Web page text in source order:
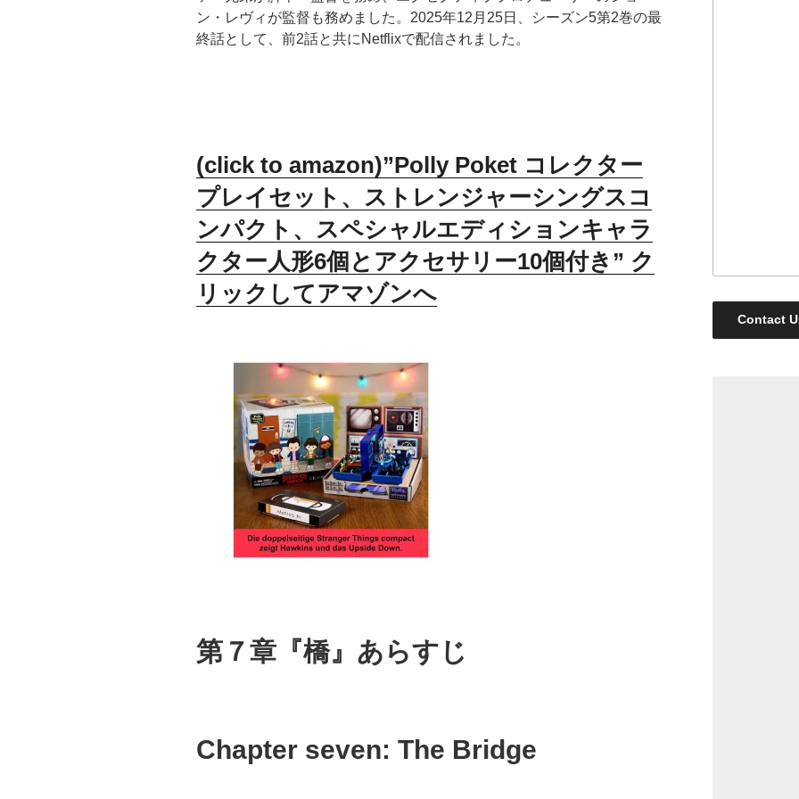
ン・レヴィが監督も務めました。2025年12月25日、シーズン5第2巻の最
終話として、前2話と共にNetflixで配信されました。
(click to amazon)”Polly Poket コレクター
プレイセット、ストレンジャーシングスコ
ンパクト、スペシャルエディションキャラ
クター人形6個とアクセサリー10個付き” ク
リックしてアマゾンへ
第７章『橋』あらすじ
Chapter seven: The Bridge
Contact